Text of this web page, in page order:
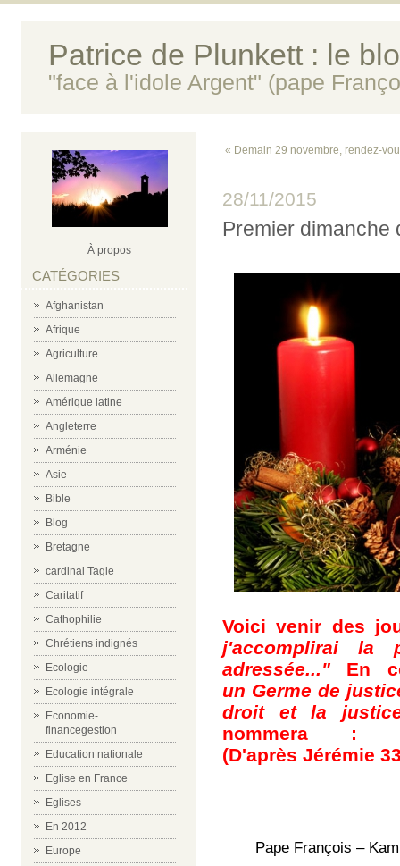
Patrice de Plunkett : le
"face à l'idole Argent" (pape
À propos
CATÉGORIES
Afghanistan
Afrique
Agriculture
Allemagne
Amérique latine
Angleterre
Arménie
Asie
Bible
Blog
Bretagne
cardinal Tagle
Caritatif
Cathophilie
Chrétiens indignés
Ecologie
Ecologie intégrale
Economie-
financegestion
Education nationale
Eglise en France
Eglises
En 2012
Europe
« Demain 29 novembre, rendez-
28/11/2015
Premier dimanche
Voici venir des
j'accomplirai la
adressée..." En
un Germe de
droit et la
nommera :
(D'après Jérémie
Pape François –